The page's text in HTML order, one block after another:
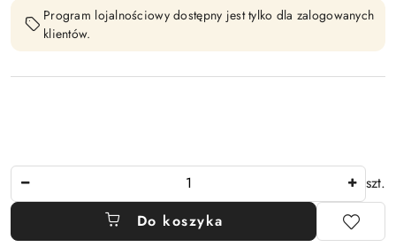
Program lojalnościowy dostępny jest tylko dla zalogowanych
klientów.
szt.
Do koszyka